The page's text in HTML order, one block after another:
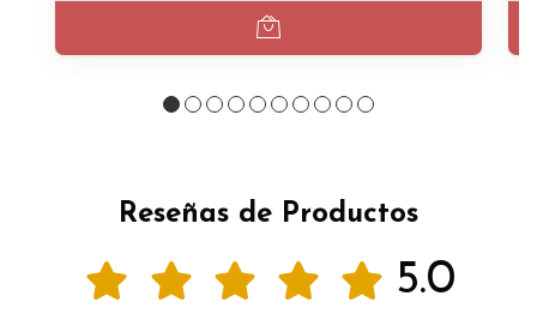
Reseñas de Productos
5.0